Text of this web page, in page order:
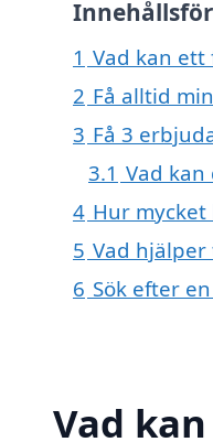
1 Vad kan
2 Få alltid
3 Få 3
3.1 Vad
4 Hur
5 Vad
6 Sök efter
Vad